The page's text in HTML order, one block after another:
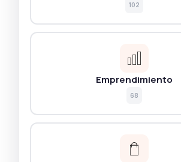
102
Emprendimiento
68